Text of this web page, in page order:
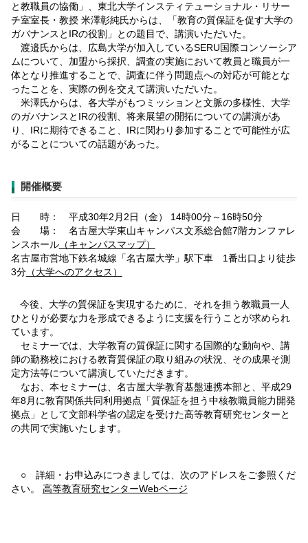
と教職員の協働」、東北大学インスティテューショナル・リサー
チ室室長・教授 米澤彰純氏からは、「教育の質保証を促す大学の
ガバナンスとIRの役割」との題目で、講演いただいた。
渡邉氏からは、広島大学が加入しているSERU国際コンソーシア
ムについて、加盟から採択、調査の実施において教員と職員が一
体となり推進することで、調査に伴う問題点への対応が可能とな
ったことを、実際の例を交えて講演いただいた。
米澤氏からは、各大学がもつミッションと文脈の多様性、大学
のガバナンスとIRの役割、将来展望の開拓についての講演があ
り、IRに期待できること、IRに関わり参加することで可能性が広
がることについての話題があった。
開催概要
日 時： 平成30年2月2日（金） 14時00分～16時50分
会 場： 名古屋大学東山キャンパス文系総合館7階カンファレ
ンスホール（キャンパスマップ）
名古屋市営地下鉄名城線「名古屋大学」駅下車 1番出口より徒歩
3分（大学へのアクセス）
今後、大学の質保証を実現するために、それを担う教職員一人
ひとりが必要な力を形成できるように支援を行うことが求められ
ています。
セミナーでは、大学教育の質保証に関する国際的な動向や、講
師の勤務校における教育質保証の取り組みの状況、その成果そ測
定方法等について講演していただきます。
なお、本セミナーは、名古屋大学教育基盤連携本部と、平成29
年8月に教育関係共同利用拠点「質保証を担う中核教職員能力開発
拠点」として文部科学省の認定を受けた高等教育研究センターと
の共同で実施いたします。
○ 詳細・お申込みにつきましては、次のアドレスをご参照くだ
さい。 高等教育研究センターWebページ